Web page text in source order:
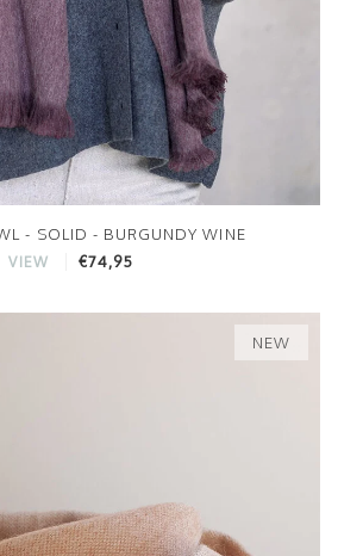
- SOLID - BURGUNDY WINE
VIEW €74,95
NEW